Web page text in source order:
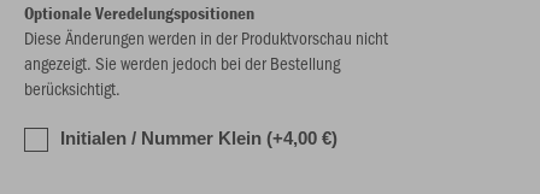
Optionale Veredelungspositionen
Diese Änderungen werden in der Produktvorschau nicht
angezeigt. Sie werden jedoch bei der Bestellung
berücksichtigt.
Initialen / Nummer Klein (+4,00 €)